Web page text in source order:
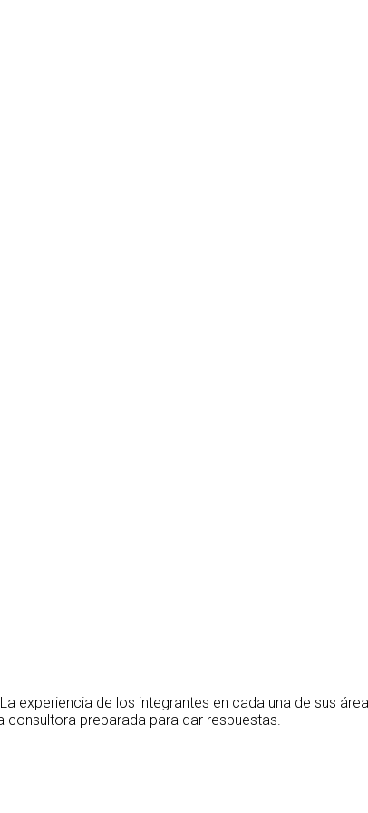
de los integrantes en cada una de sus
preparada para dar respuestas.